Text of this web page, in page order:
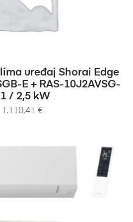
U KOŠARICU
uređaj Shorai Edge
E + RAS-10J2AVSG-
/ 2,5 kW
1.110,41 €